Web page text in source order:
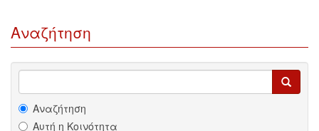
Αναζήτηση
Αναζήτηση
Αυτή η Κοινότητα